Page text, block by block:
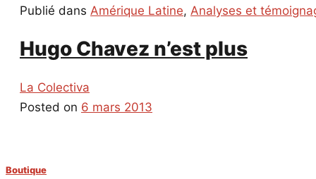
Publié dans Amérique Latine, Analyses et
Hugo Chavez n’est plus
La Colectiva
Posted on 6 mars 2013
Boutique